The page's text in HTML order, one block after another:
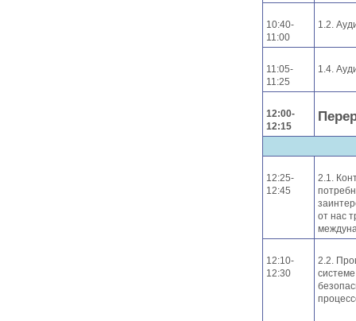
10:40-
11:00
1.2.
11:05-
11:25
1.4.
12:00-
12:15
12:25-
12:45
2.1.
от нас
12:10-
12:30
2.2.